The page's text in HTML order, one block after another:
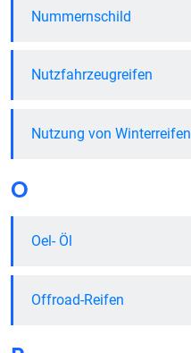
Nummernschild
Nutzfahrzeugreifen
Nutzung von Winterreifen
O
Oel- Öl
Offroad-Reifen